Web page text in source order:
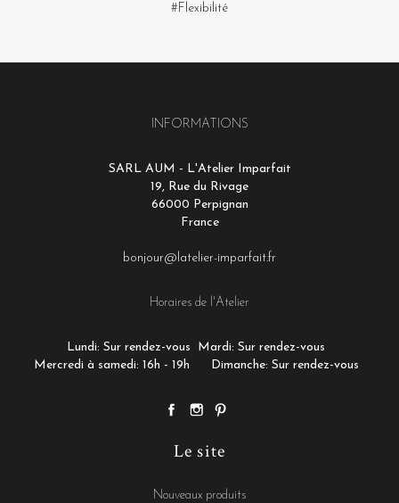
#Flexibilité
INFORMATIONS
SARL AUM - L'Atelier Imparfait
19, Rue du Rivage
66000 Perpignan
France
bonjour@latelier-imparfait.fr
Horaires de l'Atelier
Lundi: Sur rendez-vous
Mardi: Sur rendez-vous
Mercredi à samedi: 16h - 19h
Dimanche: Sur rendez-vous
Le site
Nouveaux produits